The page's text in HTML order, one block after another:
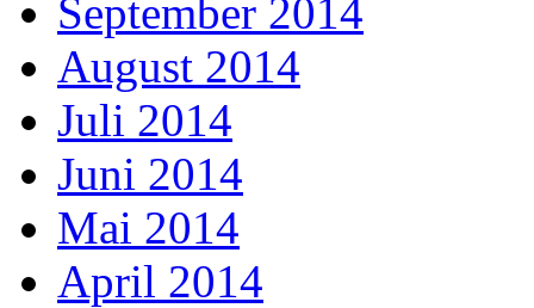
September 2014
August 2014
Juli 2014
Juni 2014
Mai 2014
April 2014